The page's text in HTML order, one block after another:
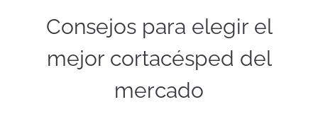
Consejos para elegir el
mejor cortacésped del
mercado